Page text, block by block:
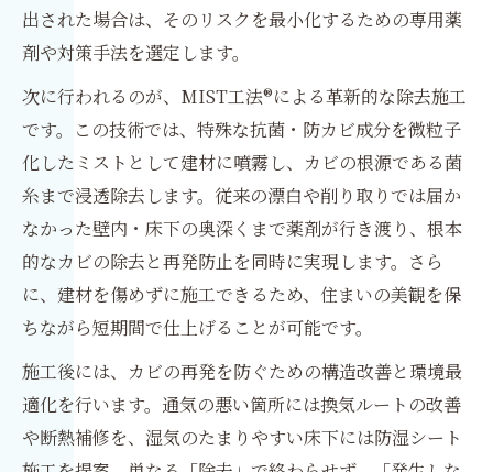
出された場合は、そのリスクを最小化するための専用薬
剤や対策手法を選定します。
次に行われるのが、MIST工法®による革新的な除去施工
です。この技術では、特殊な抗菌・防カビ成分を微粒子
化したミストとして建材に噴霧し、カビの根源である菌
糸まで浸透除去します。従来の漂白や削り取りでは届か
なかった壁内・床下の奥深くまで薬剤が行き渡り、根本
的なカビの除去と再発防止を同時に実現します。さら
に、建材を傷めずに施工できるため、住まいの美観を保
ちながら短期間で仕上げることが可能です。
施工後には、カビの再発を防ぐための構造改善と環境最
適化を行います。通気の悪い箇所には換気ルートの改善
や断熱補修を、湿気のたまりやすい床下には防湿シート